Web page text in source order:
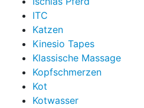
ITC
Katzen
Kinesio Tapes
Klassische Massage
Kopfschmerzen
Kot
Kotwasser